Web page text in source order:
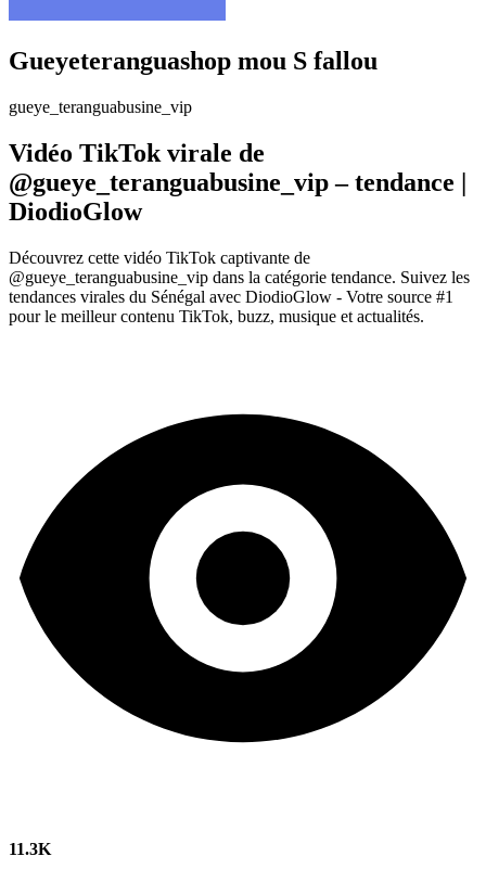
Gueyeteranguashop mou S fallou
gueye_teranguabusine_vip
Vidéo TikTok virale de
@gueye_teranguabusine_vip – tendance |
DiodioGlow
Découvrez cette vidéo TikTok captivante de
@gueye_teranguabusine_vip dans la catégorie tendance. Suivez les
tendances virales du Sénégal avec DiodioGlow - Votre source #1
pour le meilleur contenu TikTok, buzz, musique et actualités.
11.3K